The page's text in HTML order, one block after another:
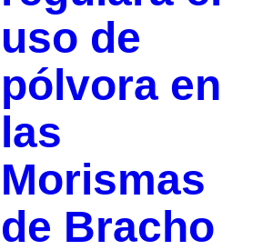
uso de
pólvora en
las
Morismas
de Bracho